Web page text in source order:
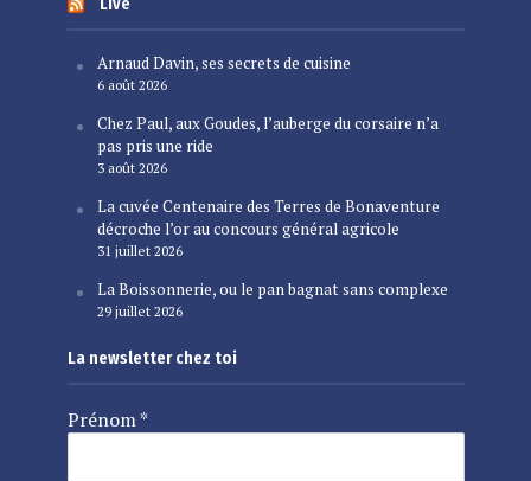
Arnaud Davin, ses secrets de cuisine
6 août 2026
Chez Paul, aux Goudes, l’auberge du corsaire n’a
pas pris une ride
3 août 2026
La cuvée Centenaire des Terres de Bonaventure
décroche l’or au concours général agricole
31 juillet 2026
La Boissonnerie, ou le pan bagnat sans complexe
29 juillet 2026
La newsletter chez toi
Prénom*